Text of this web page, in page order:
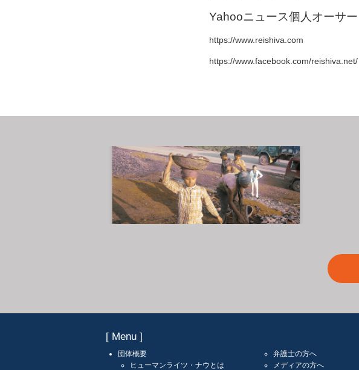
Yahooニュース個人オーサ
https://www.reishiva.com
https://www.facebook.com/reishiva.net/
[ Menu ]
団体概要
ヒューマンライツ・ナウとは
弁護士の方へ
メディアの方へ